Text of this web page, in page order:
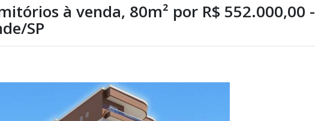
à venda, 80m² por R$ 552.000,00 -
SP